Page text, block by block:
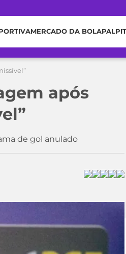
MERCADO DA BOLA
após
de gol anulado